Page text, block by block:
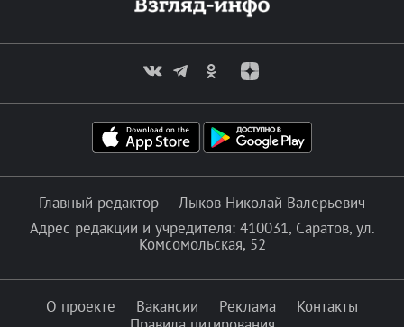
Главный редактор — Лыков Николай Валерьевич
Адрес редакции и учредителя: 410031, Саратов, ул.
Комсомольская, 52
О проекте Вакансии Реклама
Контакты